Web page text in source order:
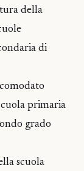
della
di
primaria
grado
scuola